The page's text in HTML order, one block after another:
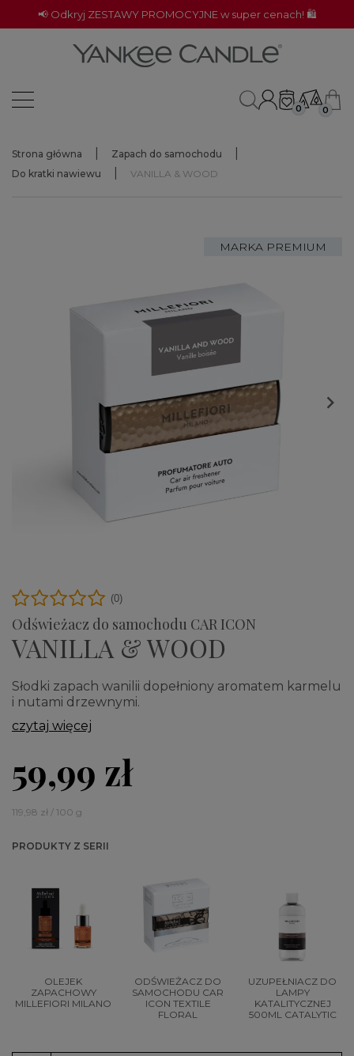
📢 Odkryj ZESTAWY PROMOCYJNE w super cenach! 🛍️
0 0
Strona główna
Zapach do samochodu
Do kratki nawiewu
VANILLA & WOOD
MARKA PREMIUM

Odświeżacz do samochodu CAR ICON
VANILLA & WOOD
(0)
Słodki zapach wanilii dopełniony aromatem karmelu
i nutami drzewnymi.
czytaj więcej
59,99 zł
119,98 zł / 100 g
PRODUKTY Z SERII
OLEJEK
ZAPACHOWY
MILLEFIORI MILANO
ODŚWIEŻACZ DO
SAMOCHODU CAR
ICON TEXTILE
FLORAL
UZUPEŁNIACZ DO
LAMPY
KATALITYCZNEJ
500ML CATALYTIC